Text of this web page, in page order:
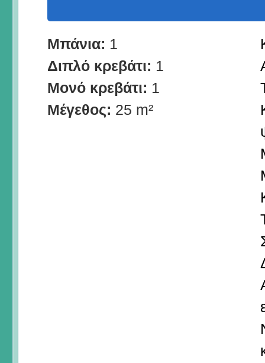
Μπάνια: 1
Διπλό κρεβάτι: 1
Μονό κρεβάτι: 1
Μέγεθος: 25 m²